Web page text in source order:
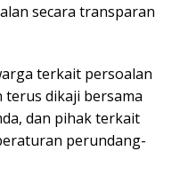
secara transparan
terkait persoalan
dikaji bersama
dan pihak terkait
perundang-